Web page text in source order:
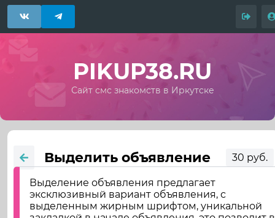
PIKUP38.RU
Сайт смс знакомств в Иркутске
Выделить объявление 30 руб.
Выделение объявления предлагает
эксклюзивный вариант объявления, с
выделенным жирным шрифтом, уникальной